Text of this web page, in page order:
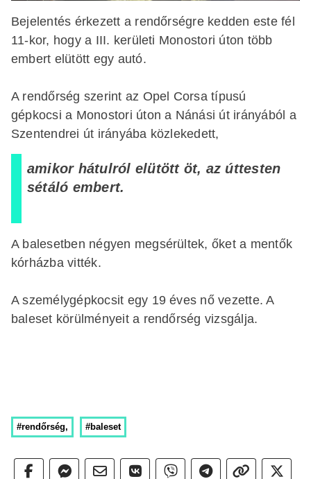
Bejelentés érkezett a rendőrségre kedden este fél
11-kor, hogy a III. kerületi Monostori úton több
embert elütött egy autó.
A rendőrség szerint az Opel Corsa típusú
gépkocsi a Monostori úton a Nánási út irányából a
Szentendrei út irányába közlekedett,
amikor hátulról elütött öt, az úttesten
sétáló embert.
A balesetben négyen megsérültek, őket a mentők
kórházba vitték.
A személygépkocsit egy 19 éves nő vezette. A
baleset körülményeit a rendőrség vizsgálja.
#rendőrség, #baleset